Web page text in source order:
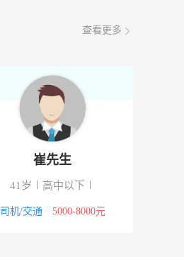
查看更多
崔先生
41岁 高中以下
司机/交通 5000-8000元